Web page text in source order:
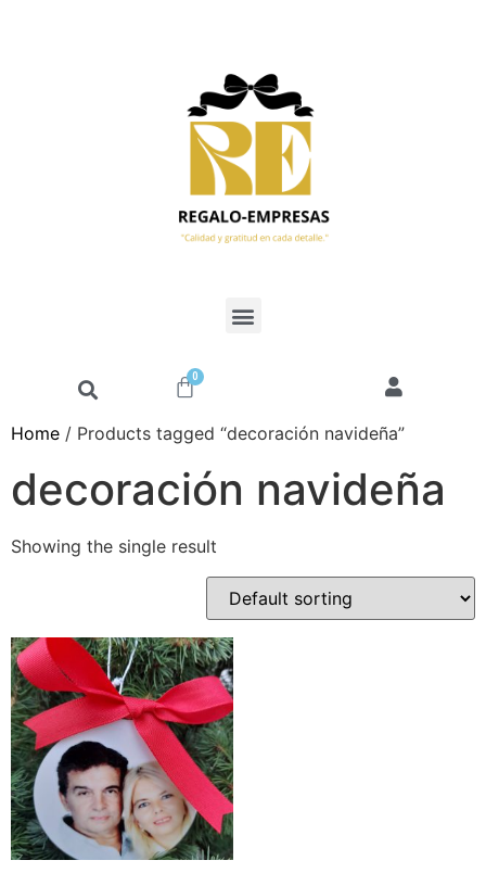
0
Home / Products tagged “decoración navideña”
decoración navideña
Showing the single result